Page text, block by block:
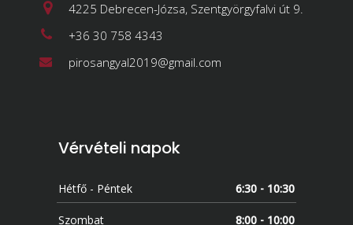
4225 Debrecen-Józsa, Szentgyörgyfalvi út 9.
+36 30 758 4343
pirosangyal2019@gmail.com
Vérvételi napok
Hétfő - Péntek 6:30 - 10:30
Szombat 8:00 - 10:00